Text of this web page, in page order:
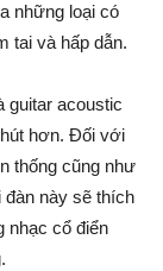
những loại có
tai và hấp dẫn.
guitar acoustic
hơn. Đối với
thống cũng như
đàn này sẽ thích
nhạc cổ điển